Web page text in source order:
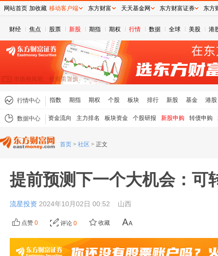
财经 焦点 股票 新股 期指 期权 行情 数据 全球 美股 港
行情中心 指数 期指 期权 个股 板块 排行 新股 基金 港股
数据中心 资金流向 主力排名 板块资金 个股研报 新股申购 转债申购
首页 > 社区 > 正文
提前预测下一个大机会：可
流星投资 2024年10月02日 00:52 山西
点赞 0 评论 0 收藏
网站首页 加收藏 移动客户端 东方财富 天天基金网 东方财富证券 东方